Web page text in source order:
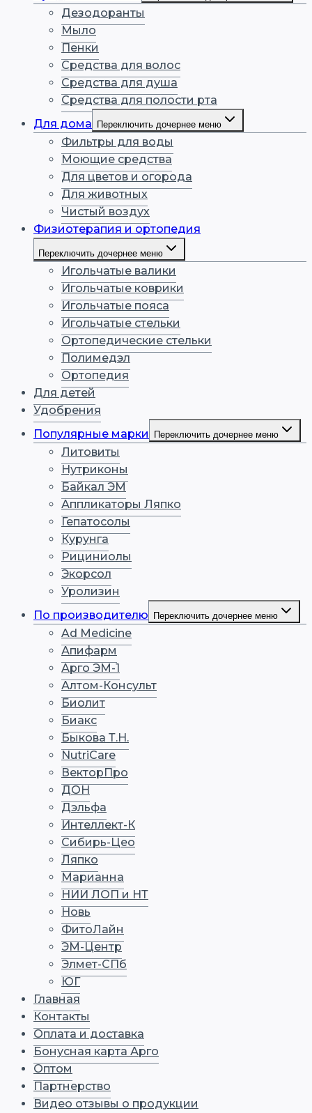
Дезодоранты
Мыло
Пенки
Средства для волос
Средства для душа
Средства для полости рта
Для дома
Переключить дочернее меню
Фильтры для воды
Моющие средства
Для цветов и огорода
Для животных
Чистый воздух
Физиотерапия и ортопедия
Переключить дочернее меню
Игольчатые валики
Игольчатые коврики
Игольчатые пояса
Игольчатые стельки
Ортопедические стельки
Полимедэл
Ортопедия
Для детей
Удобрения
Популярные марки
Переключить дочернее меню
Литовиты
Нутриконы
Байкал ЭМ
Аппликаторы Ляпко
Гепатосолы
Курунга
Рициниолы
Экорсол
Уролизин
По производителю
Переключить дочернее меню
Ad Medicine
Апифарм
Арго ЭМ-1
Алтом-Консульт
Биолит
Биакс
Быкова Т.Н.
NutriCare
ВекторПро
ДОН
Дэльфа
Интеллект-К
Сибирь-Цео
Ляпко
Марианна
НИИ ЛОП и НТ
Новь
ФитоЛайн
ЭМ-Центр
Элмет-СПб
ЮГ
Главная
Контакты
Оплата и доставка
Бонусная карта Арго
Оптом
Партнерство
Видео отзывы о продукции